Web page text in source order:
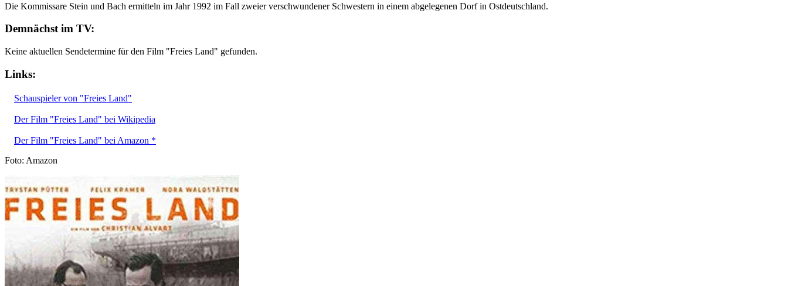
Die Kommissare Stein und Bach ermitteln im Jahr 1992 im Fall zweier verschwundener Schwestern in einem abgelegenen Dorf in Ostdeutschland.
Demnächst im TV:
Keine aktuellen Sendetermine für den Film "Freies Land" gefunden.
Links:
Schauspieler von "Freies Land"
Der Film "Freies Land" bei Wikipedia
Der Film "Freies Land" bei Amazon *
Foto: Amazon